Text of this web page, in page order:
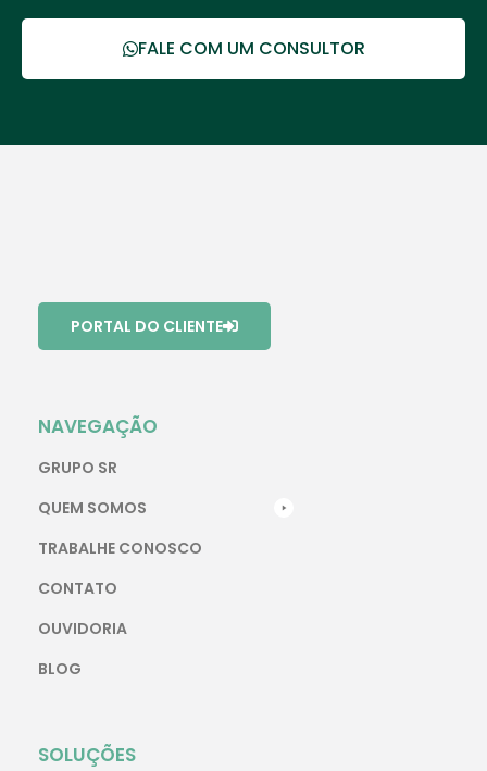
FALE COM UM CONSULTOR
PORTAL DO CLIENTE
NAVEGAÇÃO
GRUPO SR
QUEM SOMOS
TRABALHE CONOSCO
CONTATO
OUVIDORIA
BLOG
SOLUÇÕES